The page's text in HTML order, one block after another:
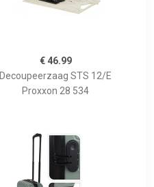
€ 46.99
Decoupeerzaag STS 12/E
Proxxon 28 534